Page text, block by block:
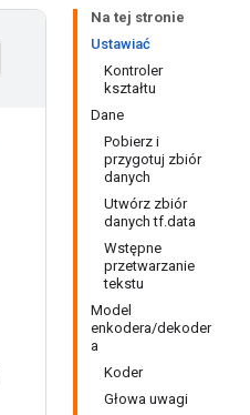
Na tej stronie
Ustawiać
Kontroler
kształtu
Dane
Pobierz i
przygotuj zbiór
danych
Utwórz zbiór
danych tf.data
Wstępne
przetwarzanie
tekstu
Model
enkodera/dekoder
a
Koder
Głowa uwagi